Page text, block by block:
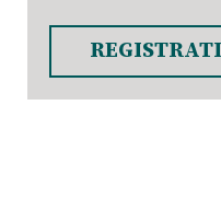
REGISTRATI